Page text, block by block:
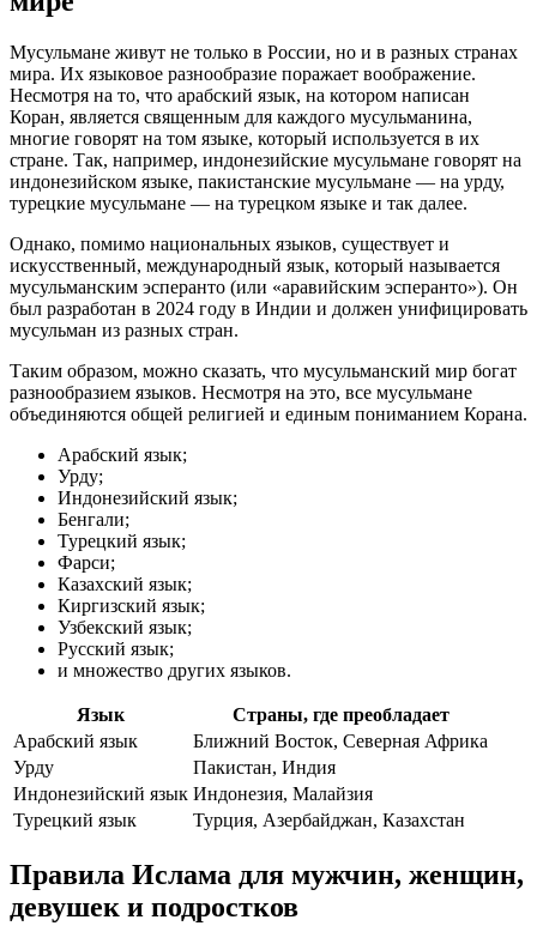
Мусульмане живут не только в России, но и в разных странах
мира. Их языковое разнообразие поражает воображение.
Несмотря на то, что арабский язык, на котором написан
Коран, является священным для каждого мусульманина,
многие говорят на том языке, который используется в их
стране. Так, например, индонезийские мусульмане говорят на
индонезийском языке, пакистанские мусульмане — на урду,
турецкие мусульмане — на турецком языке и так далее.
Однако, помимо национальных языков, существует и
искусственный, международный язык, который называется
мусульманским эсперанто (или «аравийским эсперанто»). Он
был разработан в 2024 году в Индии и должен унифицировать
мусульман из разных стран.
Таким образом, можно сказать, что мусульманский мир богат
разнообразием языков. Несмотря на это, все мусульмане
объединяются общей религией и единым пониманием Корана.
Арабский язык;
Урду;
Индонезийский язык;
Бенгали;
Турецкий язык;
Фарси;
Казахский язык;
Киргизский язык;
Узбекский язык;
Русский язык;
и множество других языков.
Язык
Страны, где преобладает
Арабский язык
Ближний Восток, Северная Африка
Урду
Пакистан, Индия
Индонезийский язык Индонезия, Малайзия
Турецкий язык
Турция, Азербайджан, Казахстан
Правила Ислама для мужчин, женщин,
девушек и подростков